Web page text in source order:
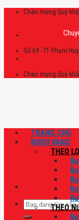
Skip
Chào mừng Quý
Chuyên
Số 69 -71 Phạm
Chào mừng Quý
Tìm
kiếm:
TRANG CHỦ
RƯỢU VANG
THEO
THEO